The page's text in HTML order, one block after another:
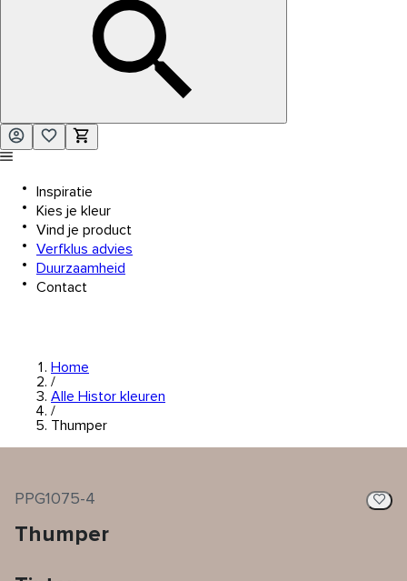
Inspiratie
Kies je kleur
Vind je product
Verfklus advies
Duurzaamheid
Contact
Home
/
Alle Histor kleuren
/
Thumper
PPG1075-4
Thumper